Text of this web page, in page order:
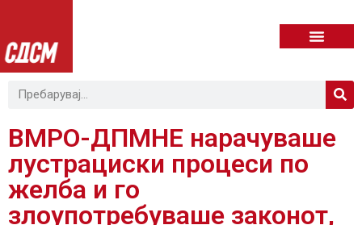
ВМРО-ДПМНЕ нарачуваше
лустрациски процеси по
желба и го
злоупотребуваше законот,